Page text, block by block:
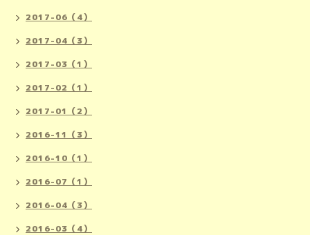
2017-06（4）
2017-04（3）
2017-03（1）
2017-02（1）
2017-01（2）
2016-11（3）
2016-10（1）
2016-07（1）
2016-04（3）
2016-03（4）